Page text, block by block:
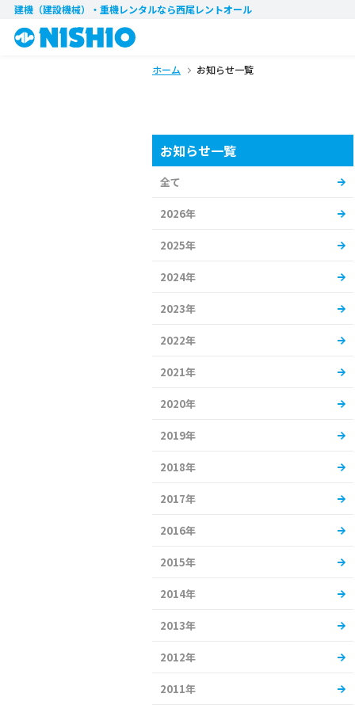
建機（建設機械）・重機レンタルなら西尾レントオール
ホーム お知らせ一覧
お知らせ一覧
全て
2026年
2025年
2024年
2023年
2022年
2021年
2020年
2019年
2018年
2017年
2016年
2015年
2014年
2013年
2012年
2011年